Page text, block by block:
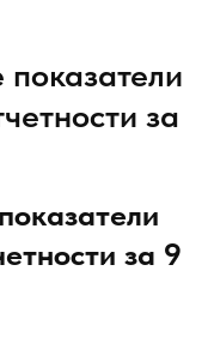
за
за 9